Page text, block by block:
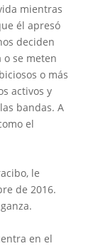
mientras
él apresó
deciden
se meten
o más
activos y
bandas. A
el
le
de 2016.
en el